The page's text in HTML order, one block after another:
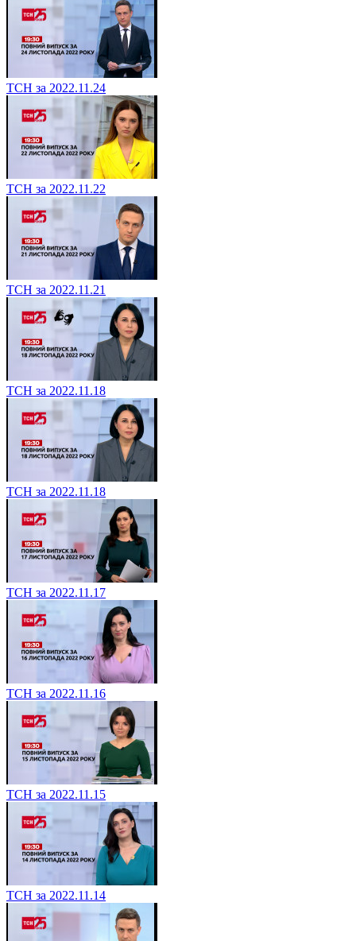
ТСН за 2022.11.24
ТСН за 2022.11.22
ТСН за 2022.11.21
ТСН за 2022.11.18
ТСН за 2022.11.18
ТСН за 2022.11.17
ТСН за 2022.11.16
ТСН за 2022.11.15
ТСН за 2022.11.14